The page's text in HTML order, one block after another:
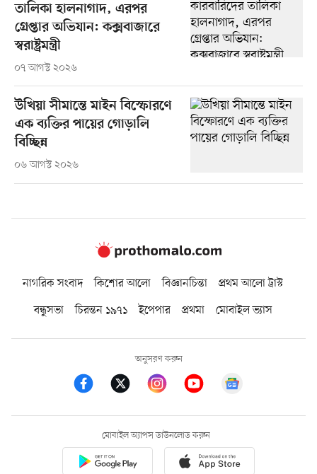
তালিকা হালনাগাদ, এরপর
গ্রেপ্তার অভিযান: কক্সবাজারে
স্বরাষ্ট্রমন্ত্রী
০৭ আগস্ট ২০২৬
উখিয়া সীমান্তে মাইন বিস্ফোরণে
এক ব্যক্তির পায়ের গোড়ালি
বিচ্ছিন্ন
০৬ আগস্ট ২০২৬
নাগরিক সংবাদ কিশোর আলো বিজ্ঞানচিন্তা
প্রথম আলো ট্রাস্ট
বন্ধুসভা
চিরন্তন ১৯৭১ ইপেপার প্রথমা মোবাইল ভ্যাস
অনুসরণ করুন
মোবাইল অ্যাপস ডাউনলোড করুন